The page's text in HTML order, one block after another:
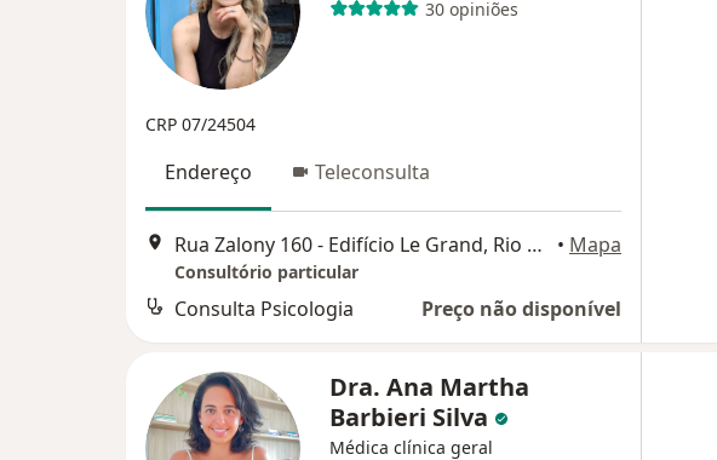
30 opiniões
CRP 07/24504
Endereço Teleconsulta
Rua Zalony 160 - Edifício Le Grand, Rio Grande • Mapa
Consultório particular
Consulta Psicologia Preço não disponível
Dra. Ana Martha
Barbieri Silva
Médica clínica geral